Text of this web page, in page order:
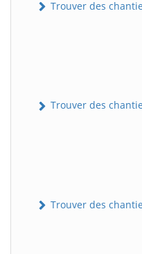
Trouver des
Trouver des
Trouver des